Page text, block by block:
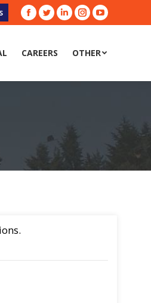
Facebook
TwitterLinkedin
Instagram
YouTube
CAREERS OTHER